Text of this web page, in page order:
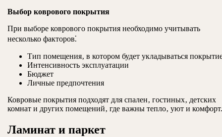
Выбор коврового покрытия
При выборе коврового покрытия необходимо учитывать
несколько факторов⁚
Тип помещения‚ в котором будет укладываться
Интенсивность эксплуатации
Бюджет
Личные предпочтения
Ковровые покрытия подходят для спален‚ гостиных‚ детских
комнат и других помещений‚ где важны тепло‚ уют и комфорт.
Ламинат и паркет